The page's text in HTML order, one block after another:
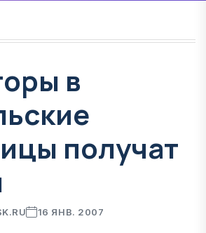
в
получат
16 ЯНВ. 2007